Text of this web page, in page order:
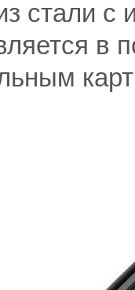
стали с
в